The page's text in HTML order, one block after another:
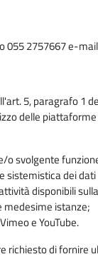
055 2757667 e-
5, paragrafo 1
delle
svolgente
dei
disponibili
medesime istanze;
e YouTube.
di